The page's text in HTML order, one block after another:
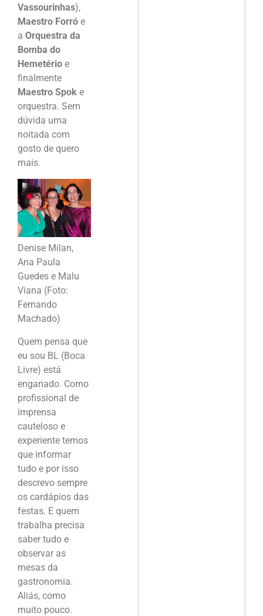
Vassourinhas),
Maestro Forró e
a Orquestra da
Bomba do
Hemetério e
finalmente
Maestro Spok e
orquestra. Sem
dúvida uma
noitada com
gosto de quero
mais.
Denise Milan,
Ana Paula
Guedes e Malu
Viana (Foto:
Fernando
Machado)
Quem pensa que
eu sou BL (Boca
Livre) está
enganado. Como
profissional de
imprensa
cauteloso e
experiente temos
que informar
tudo e por isso
descrevo sempre
os cardápios das
festas. E quem
trabalha precisa
saber tudo e
observar as
mesas da
gastronomia.
Aliás, como
muito pouco.